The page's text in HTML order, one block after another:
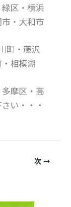
区・横浜
・大和市
町・藤沢
相模湖
摩区・高
い・・・
次